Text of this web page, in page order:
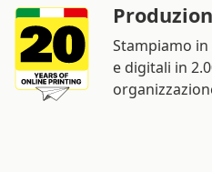
Stampiamo
e digitali in